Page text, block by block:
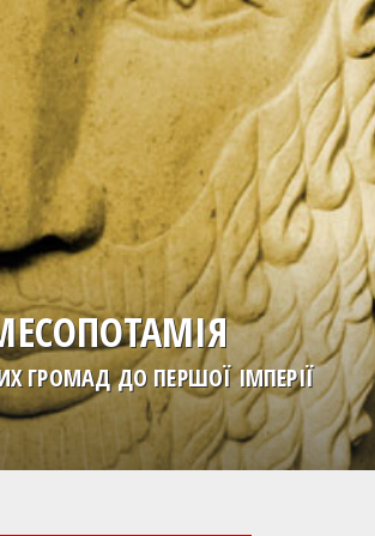
ГРОМАД ДО ПЕРШОЇ ІМПЕРІЇ